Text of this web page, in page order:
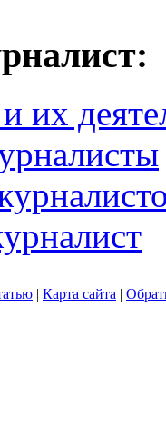
их
| Карта сайта |